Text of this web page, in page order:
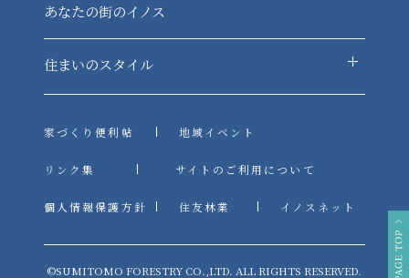
あなたの街のイノス
住まいのスタイル
-平屋の住まい
-女性目線の住まい
家づくり便利帖 地域イベント
リンク集 サイトのご利用について
個人情報保護方針 住友林業 イノスネット
©SUMITOMO FORESTRY CO.,LTD. ALL RIGHTS RESERVED.
PAG
TOP